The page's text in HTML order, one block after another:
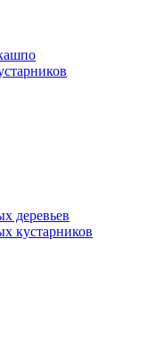
деревьев
кустарников